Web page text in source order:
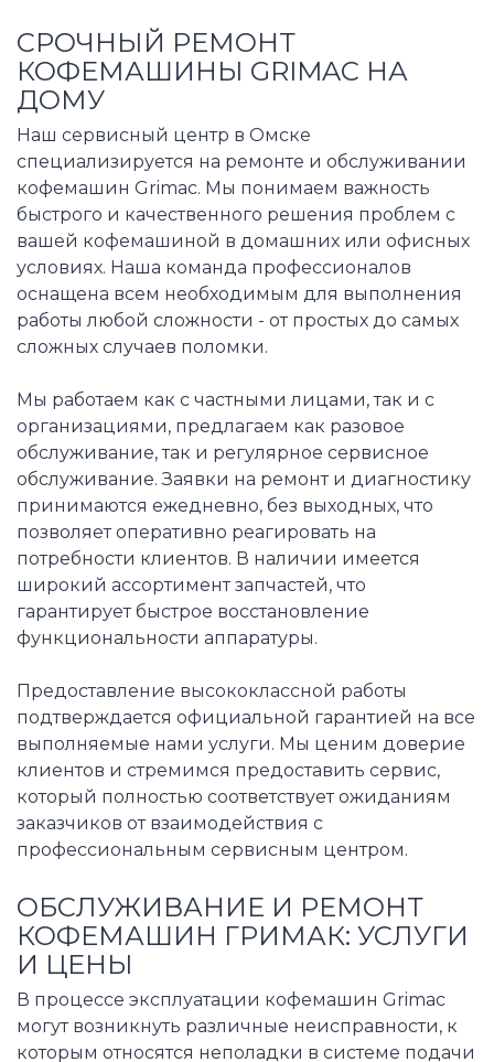
СРОЧНЫЙ РЕМОНТ
КОФЕМАШИНЫ GRIMAC НА
ДОМУ
Наш сервисный центр в Омске
специализируется на ремонте и обслуживании
кофемашин Grimac. Мы понимаем важность
быстрого и качественного решения проблем с
вашей кофемашиной в домашних или офисных
условиях. Наша команда профессионалов
оснащена всем необходимым для выполнения
работы любой сложности - от простых до самых
сложных случаев поломки.
Мы работаем как с частными лицами, так и с
организациями, предлагаем как разовое
обслуживание, так и регулярное сервисное
обслуживание. Заявки на ремонт и диагностику
принимаются ежедневно, без выходных, что
позволяет оперативно реагировать на
потребности клиентов. В наличии имеется
широкий ассортимент запчастей, что
гарантирует быстрое восстановление
функциональности аппаратуры.
Предоставление высококлассной работы
подтверждается официальной гарантией на все
выполняемые нами услуги. Мы ценим доверие
клиентов и стремимся предоставить сервис,
который полностью соответствует ожиданиям
заказчиков от взаимодействия с
профессиональным сервисным центром.
ОБСЛУЖИВАНИЕ И РЕМОНТ
КОФЕМАШИН ГРИМАК: УСЛУГИ
И ЦЕНЫ
В процессе эксплуатации кофемашин Grimac
могут возникнуть различные неисправности, к
которым относятся неполадки в системе подачи